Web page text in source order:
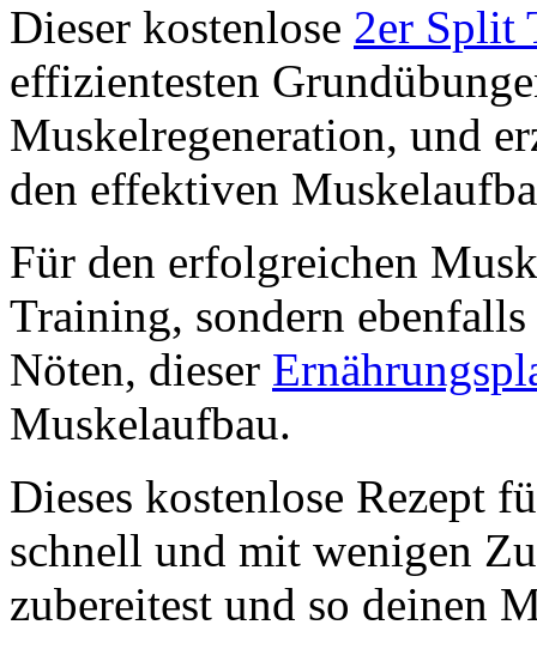
Dieser kostenlose 2er Split
effizientesten
Muskelregeneration, und
den effektiven
Für den erfolgreichen
Training, sondern
Nöten, dieser
Muskelaufbau.
Dieses kostenlose Rezept
schnell und mit wenigen
zubereitest und so deinen